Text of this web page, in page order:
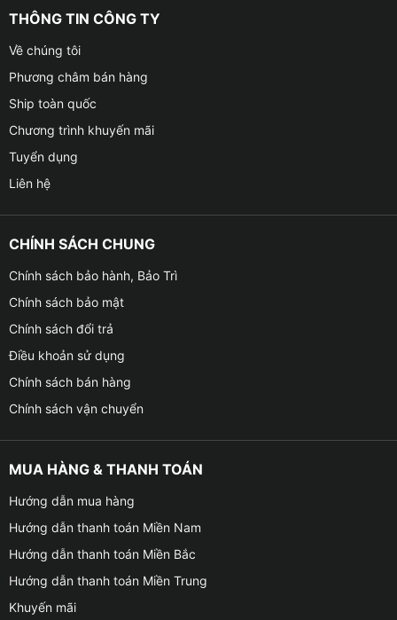
THÔNG TIN CÔNG TY
Về chúng tôi
Phương châm bán hàng
Ship toàn quốc
Chương trình khuyến mãi
Tuyển dụng
Liên hệ
CHÍNH SÁCH CHUNG
Chính sách bảo hành, Bảo Trì
Chính sách bảo mật
Chính sách đổi trả
Điều khoản sử dụng
Chính sách bán hàng
Chính sách vận chuyển
MUA HÀNG & THANH TOÁN
Hướng dẫn mua hàng
Hướng dẫn thanh toán Miền Nam
Hướng dẫn thanh toán Miền Bắc
Hướng dẫn thanh toán Miền Trung
Khuyến mãi